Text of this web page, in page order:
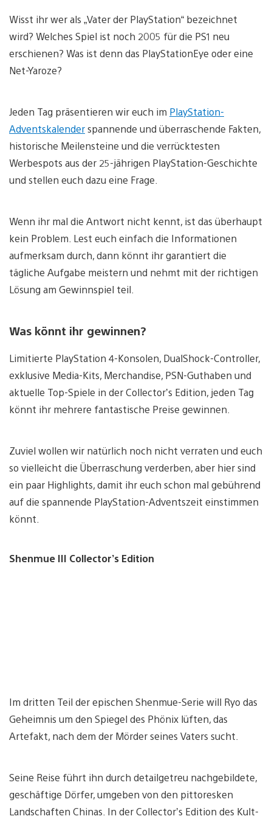
Wisst ihr wer als „Vater der PlayStation“ bezeichnet
wird? Welches Spiel ist noch 2005 für die PS1 neu
erschienen? Was ist denn das PlayStationEye oder eine
Net-Yaroze?
Jeden Tag präsentieren wir euch im PlayStation-
Adventskalenderspannende und überraschende Fakten,
historische Meilensteine und die verrücktesten
Werbespots aus der 25-jährigen PlayStation-Geschichte
und stellen euch dazu eine Frage.
Wenn ihr mal die Antwort nicht kennt, ist das überhaupt
kein Problem. Lest euch einfach die Informationen
aufmerksam durch, dann könnt ihr garantiert die
tägliche Aufgabe meistern und nehmt mit der richtigen
Lösung am Gewinnspiel teil.
Was könnt ihr gewinnen?
Limitierte PlayStation 4-Konsolen, DualShock-Controller,
exklusive Media-Kits, Merchandise, PSN-Guthaben und
aktuelle Top-Spiele in der Collector’s Edition, jeden Tag
könnt ihr mehrere fantastische Preise gewinnen.
Zuviel wollen wir natürlich noch nicht verraten und euch
so vielleicht die Überraschung verderben, aber hier sind
ein paar Highlights, damit ihr euch schon mal gebührend
auf die spannende PlayStation-Adventszeit einstimmen
könnt.
Shenmue III Collector’s Edition
Im dritten Teil der epischen Shenmue-Serie will Ryo das
Geheimnis um den Spiegel des Phönix lüften, das
Artefakt, nach dem der Mörder seines Vaters sucht.
Seine Reise führt ihn durch detailgetreu nachgebildete,
geschäftige Dörfer, umgeben von den pittoresken
Landschaften Chinas. In der Collector’s Edition des Kult-